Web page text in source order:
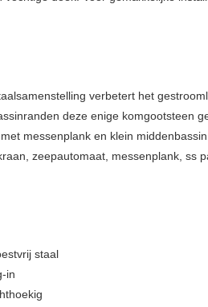
verbetert het
deze enige komgootsteen
messenplank en klein
zeepautomaat, messenplank, ss
staal
in